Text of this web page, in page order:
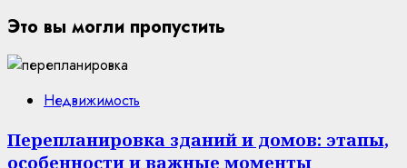
Это вы могли пропустить
Недвижимость
Перепланировка зданий и домов: этапы,
особенности и важные моменты